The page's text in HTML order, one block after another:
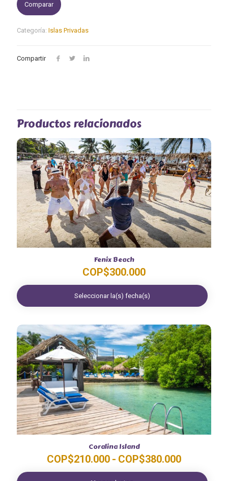
Comparar
Categoría: Islas Privadas
Compartir
Productos relacionados
Fenix Beach
COP$300.000
Seleccionar la(s) fecha(s)
Coralina Island
COP$210.000 - COP$380.000Rango
precios: